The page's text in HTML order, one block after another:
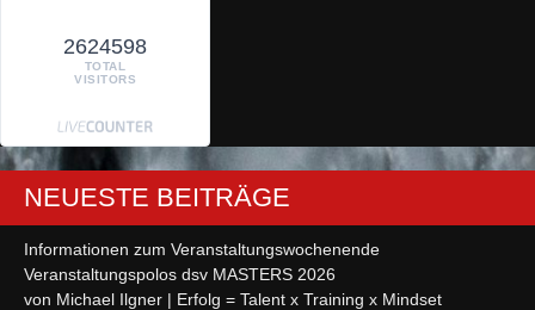
2624598
TOTAL
VISITORS
NEUESTE BEITRÄGE
Informationen zum Veranstaltungswochenende
Veranstaltungspolos dsv MASTERS 2026
von Michael Ilgner | Erfolg = Talent x Training x Mindset